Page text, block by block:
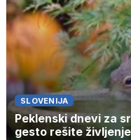
SLOVENIJA
Peklenski dnevi za
gesto rešite življenje